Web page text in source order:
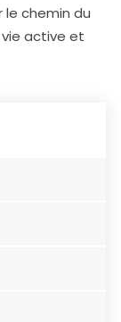
le chemin du
active et